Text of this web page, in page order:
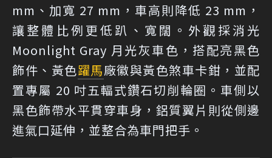
mm、加寬 27 mm，車高則降低 23 mm，
讓整體比例更低趴、寬闊。外觀採消光
Moonlight Gray 月光灰車色，搭配亮黑色
飾件、黃色躍馬廠徽與黃色煞車卡鉗，並配
置專屬 20 吋五輻式鑽石切削輪圈。車側以
黑色飾帶水平貫穿車身，鋁質翼片則從側邊
進氣口延伸，並整合為車門把手。